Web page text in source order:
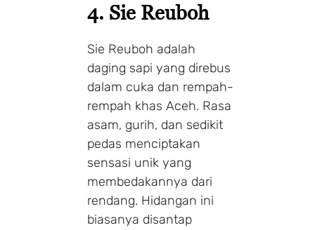
4. Sie Reuboh
Sie Reuboh adalah
daging sapi yang direbus
dalam cuka dan rempah-
rempah khas Aceh. Rasa
asam, gurih, dan sedikit
pedas menciptakan
sensasi unik yang
membedakannya dari
rendang. Hidangan ini
biasanya disantap